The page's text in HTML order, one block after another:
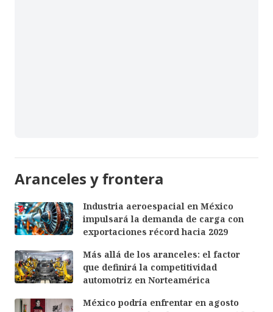
Aranceles y frontera
Industria aeroespacial en México
impulsará la demanda de carga con
exportaciones récord hacia 2029
Más allá de los aranceles: el factor
que definirá la competitividad
automotriz en Norteamérica
México podría enfrentar en agosto